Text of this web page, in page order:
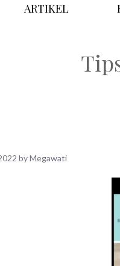
ARTIKEL
byMegawati